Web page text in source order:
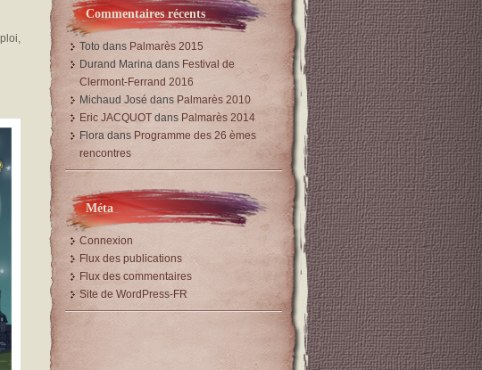
Commentaires récents
Toto dans Palmarès 2015
Durand Marina dans Festival de
Clermont-Ferrand 2016
Michaud José dans Palmarès 2010
Eric JACQUOT dans Palmarès 2014
Flora dans Programme des 26 èmes
rencontres
Méta
Connexion
Flux des publications
Flux des commentaires
Site de WordPress-FR